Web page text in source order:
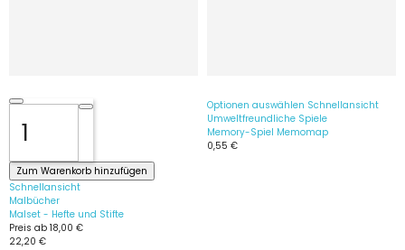
Zum Warenkorb hinzufügen
Schnellansicht
Malbücher
Malset - Hefte und Stifte
Preis ab 18,00 €
22,20 €
Optionen auswählen Schnellansicht
Umweltfreundliche Spiele
Memory-Spiel Memomap
0,55 €